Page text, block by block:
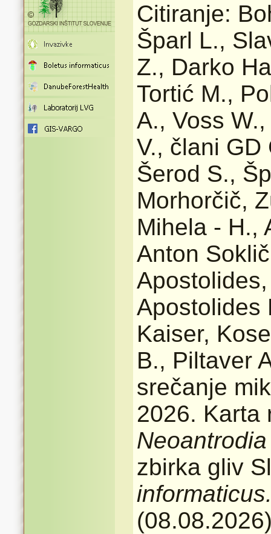
Citiranje:
Šparl L.,
Z., Darko
Tortić M.,
A., Voss
V., člani GD
Šerod S.,
Morhorčič,
Mihela - H.,
Anton
Apostolides
Kaiser,
B., Piltaver
srečanje
2026. Karta
zbirka gliv